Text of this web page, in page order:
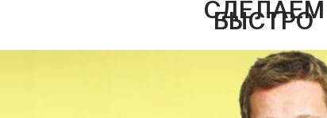
СДЕЛАЕМ
БЫСТРО